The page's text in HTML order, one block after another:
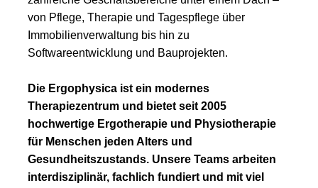
von Pflege, Therapie und Tagespflege über
Immobilienverwaltung bis hin zu
Softwareentwicklung und Bauprojekten.
Die Ergophysica ist ein modernes
Therapiezentrum und bietet seit 2005
hochwertige Ergotherapie und Physiotherapie
für Menschen jeden Alters und
Gesundheitszustands. Unsere Teams arbeiten
interdisziplinär, fachlich fundiert und mit viel